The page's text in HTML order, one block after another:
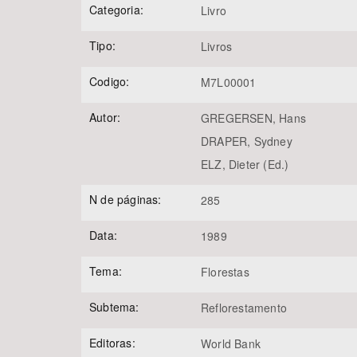
Área de Levantamento
Categoria: Livro
Tipo: Livros
Codigo: M7L00001
Autor:
GREGERSEN, Hans
DRAPER, Sydney
ELZ, Dieter (Ed.)
N de páginas: 285
Data: 1989
Tema: Florestas
Subtema: Reflorestamento
Editoras: World Bank